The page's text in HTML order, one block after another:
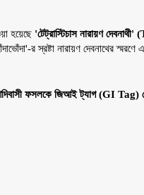
হয়েছে 'টেট্রাস্টিচাস নারায়ণ
র স্রষ্টা নারায়ণ দেবনাথের
ফসলকে জিআই ট্যাগ (GI Tag)